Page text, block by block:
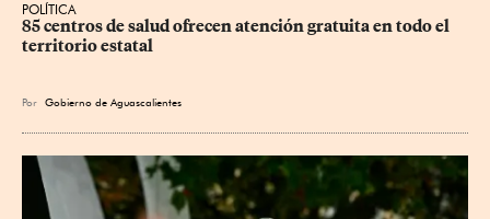
POLÍTICA
85 centros de salud ofrecen atención gratuita en todo el
territorio estatal
Por Gobierno de Aguascalientes